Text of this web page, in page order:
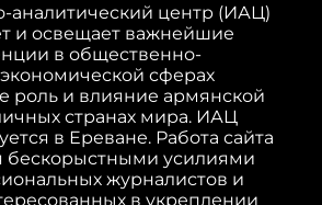
центр (ИАЦ)
и освещает важнейшие
в общественно-
сферах
роль и влияние армянской
странах мира. ИАЦ
в Ереване. Работа сайта
бескорыстными усилиями
журналистов и
в укреплении